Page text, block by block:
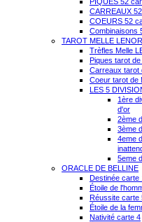
CARREAUX
COEURS 52
Combinaisons
TAROT MELLE
Trèfles Melle
Piques tarot
Carreaux tarot
Coeur tarot de
LES 5
1ère
d'or
2ème
3ème
4eme
5eme
ORACLE DE BELLINE
Destinée carte
Étoile de
Réussite carte
Étoile de la
Nativité carte 4